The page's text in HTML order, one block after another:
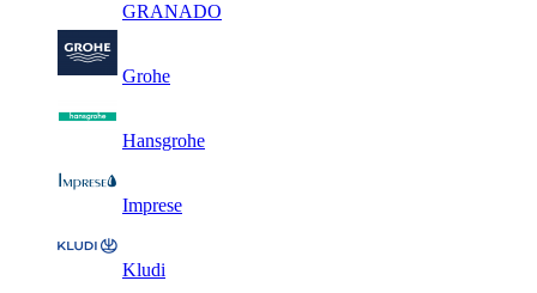
GRANADO
Grohe
Hansgrohe
Imprese
Kludi